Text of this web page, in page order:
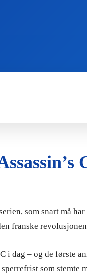
som snart må
franske
i dag – og de første
som stemte